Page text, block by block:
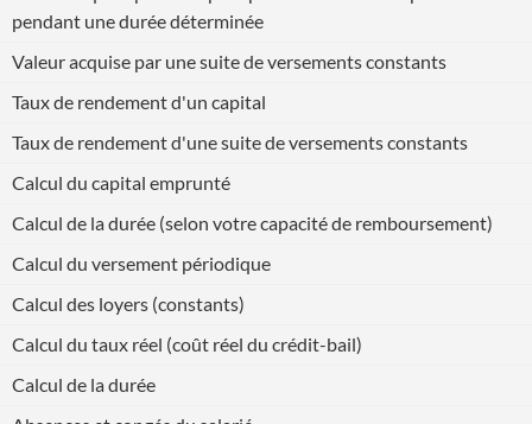
pendant une durée déterminée
Valeur acquise par une suite de versements constants
Taux de rendement d'un capital
Taux de rendement d'une suite de versements constants
Calcul du capital emprunté
Calcul de la durée (selon votre capacité de remboursement)
Calcul du versement périodique
Calcul des loyers (constants)
Calcul du taux réel (coût réel du crédit-bail)
Calcul de la durée